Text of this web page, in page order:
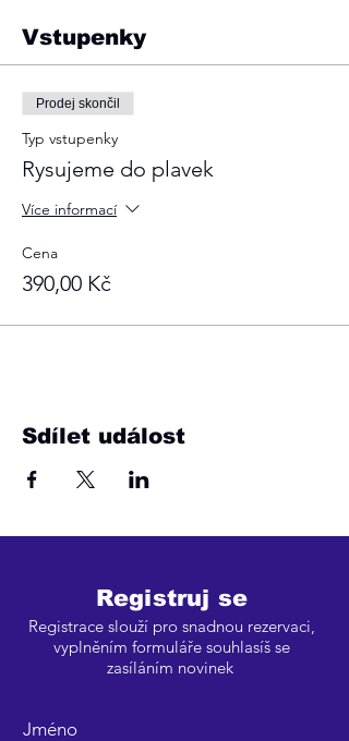
Vstupenky
Prodej skončil
Typ vstupenky
Rysujeme do plavek
Více informací
Cena
390,00 Kč
Sdílet událost
Registruj se
Registrace slouží pro snadnou rezervaci,
vyplněním formuláře souhlasíš se
zasíláním novinek
Jméno